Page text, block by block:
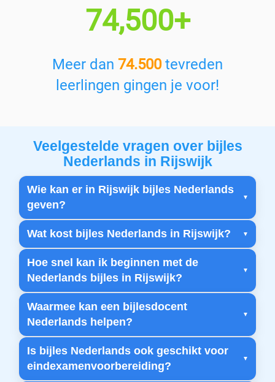
74,500+
Meer dan 74.500tevreden
leerlingen gingen je voor!
Veelgestelde vragen over bijles
Nederlands in Rijswijk
Wie kan er in Rijswijk bijles Nederlands
geven?
Wat kost bijles Nederlands in Rijswijk?
Hoe snel kan ik beginnen met de
Nederlands bijles in Rijswijk?
Waarmee kan een bijlesdocent
Nederlands helpen?
Is bijles Nederlands ook geschikt voor
eindexamenvoorbereiding?